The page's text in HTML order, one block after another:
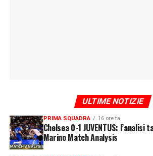
ULTIME NOTIZIE
PRIMA SQUADRA 16 ore fa
Chelsea 0-1 JUVENTUS:
Marino Match Analysis